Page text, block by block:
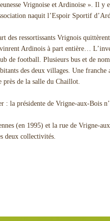
Vrignoise et Ardinoise ». Il
naquit l’Espoir Sportif
ressortissants Vrignois
Ardinois à part entière…
football. Plusieurs bus et de
des deux villages. Une
près de la salle du Chaillot.
la présidente de Vrigne-aux-Bois
(en 1995) et la rue de Vrigne-
deux collectivités.